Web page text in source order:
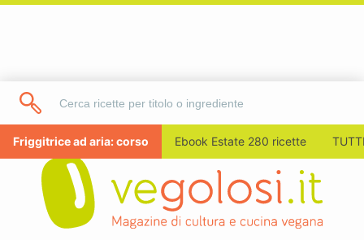
Friggitrice ad aria: corso Ebook Estate 280 ricette